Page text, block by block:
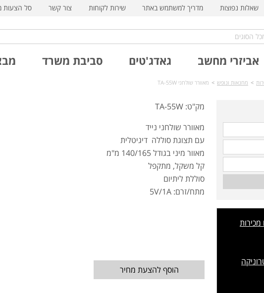
שאלות נפוצות מדריך למשתמש באתר שירות לקוחות צור קשר סל הצעות
אביזרי מחשב גאדג'טים סביבת משרד
> מחנאות ונופש > מאוורר שולחני TA-55W
מק"ט: TA-55W
מאוורר שולחני נייד
עם תצוגת סוללה דיגיטלית
מאוור מיני בגודל 140/165 מ"מ
קל משקל, מתקפל
סוללת ליתיום
מתח/זרם: 5V/1A
הוסף להצעת מחיר
מכירות